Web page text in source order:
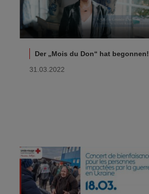
Der „Mois du Don“ hat begonnen!
31.03.2022